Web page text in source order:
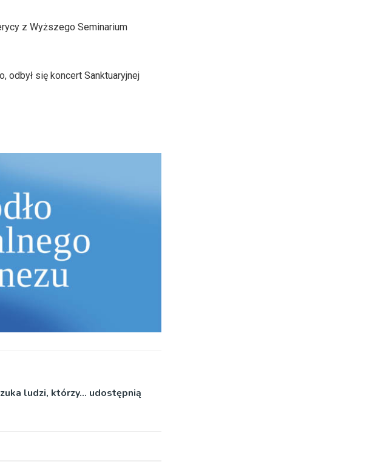
z Wyższego Seminarium
odbył się koncert Sanktuaryjnej
ludzi, którzy… udostępnią